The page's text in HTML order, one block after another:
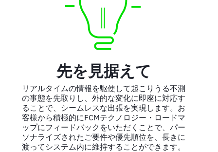
先を見据えて
リアルタイムの情報を駆使して起こりうる不測
の事態を先取りし、外的な変化に即座に対応す
ることで、シームレスな出張を実現します。お
客様から積極的にFCMテクノロジー・ロードマ
ップにフィードバックをいただくことで、パー
ソナライズされたご要件や優先順位を、長きに
渡ってシステム内に維持することができます。